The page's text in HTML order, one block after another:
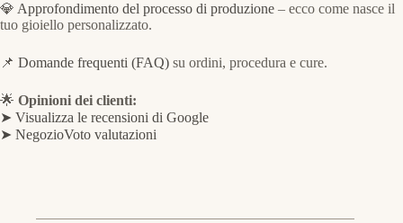
💎 Approfondimento del processo di produzione – ecco come nasce il
tuo gioiello personalizzato.
📌 Domande frequenti (FAQ) su ordini, procedura e cure.
🌟 Opinioni dei clienti:
➤ Visualizza le recensioni di Google
➤ NegozioVoto valutazioni